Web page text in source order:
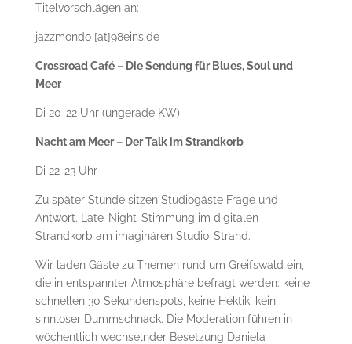
Titelvorschlägen an:
jazzmondo [at]98eins.de
Crossroad Café – Die Sendung für Blues, Soul und
Meer
Di 20-22 Uhr (ungerade KW)
Nacht am Meer – Der Talk im Strandkorb
Di 22-23 Uhr
Zu später Stunde sitzen Studiogäste Frage und
Antwort. Late-Night-Stimmung im digitalen
Strandkorb am imaginären Studio-Strand.
Wir laden Gäste zu Themen rund um Greifswald ein,
die in entspannter Atmosphäre befragt werden: keine
schnellen 30 Sekundenspots, keine Hektik, kein
sinnloser Dummschnack. Die Moderation führen in
wöchentlich wechselnder Besetzung Daniela